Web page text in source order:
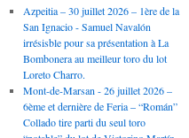
Azpeitia – 30 juillet 2026 – 1ère de la
San Ignacio - Samuel Navalón
irrésisble pour sa présentation à La
Bombonera au meilleur toro du lot
Loreto Charro.
Mont-de-Marsan - 26 juillet 2026 –
6ème et dernière de Feria – “Román”
Collado tire parti du seul toro